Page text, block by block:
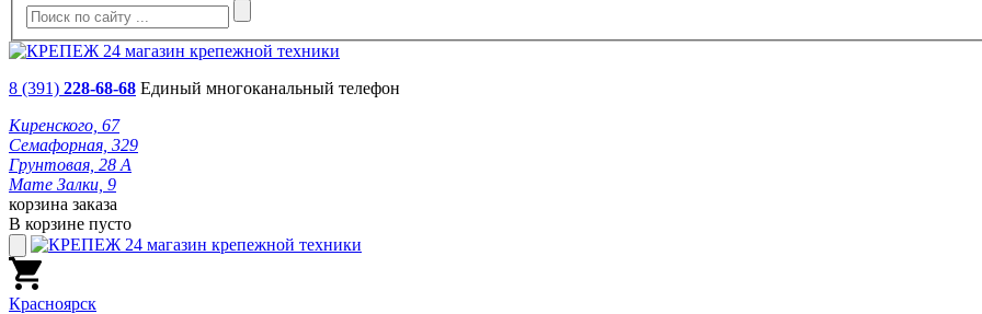
8 (391) 228-68-68 Единый многоканальный телефон
Киренского, 67
Семафорная, 329
Грунтовая, 28 А
Мате Залки, 9
корзина заказа
В корзине пусто
Красноярск